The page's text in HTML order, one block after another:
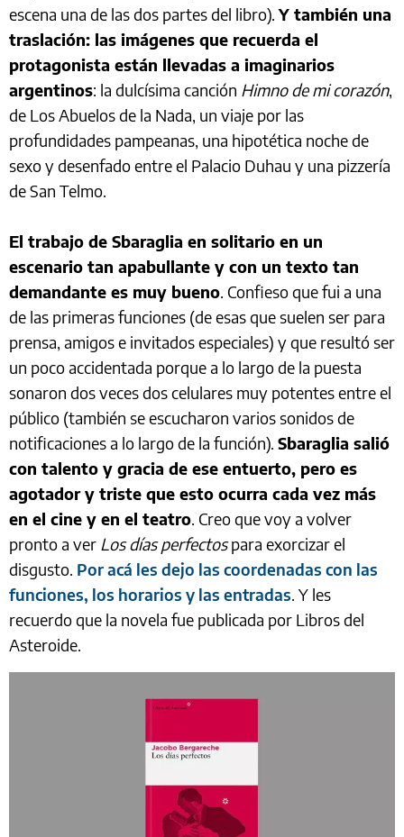
escena una de las dos partes del libro).Y también una
traslación: las imágenes que recuerda el
protagonista están llevadas a imaginarios
argentinos: la dulcísima canción Himno de mi corazón,
de Los Abuelos de la Nada, un viaje por las
profundidades pampeanas, una hipotética noche de
sexo y desenfado entre el Palacio Duhau y una pizzería
de San Telmo.
El trabajo de Sbaraglia en solitario en un
escenario tan apabullante y con un texto tan
demandante es muy bueno. Confieso que fui a una
de las primeras funciones (de esas que suelen ser para
prensa, amigos e invitados especiales) y que resultó ser
un poco accidentada porque a lo largo de la puesta
sonaron dos veces dos celulares muy potentes entre el
público (también se escucharon varios sonidos de
notificaciones a lo largo de la función). Sbaraglia salió
con talento y gracia de ese entuerto, pero es
agotador y triste que esto ocurra cada vez más
en el cine y en el teatro. Creo que voy a volver
pronto a ver Los días perfectospara exorcizar el
disgusto. Por acá les dejo las coordenadas con las
funciones, los horarios y las entradas. Y les
recuerdo que la novela fue publicada por Libros del
Asteroide.